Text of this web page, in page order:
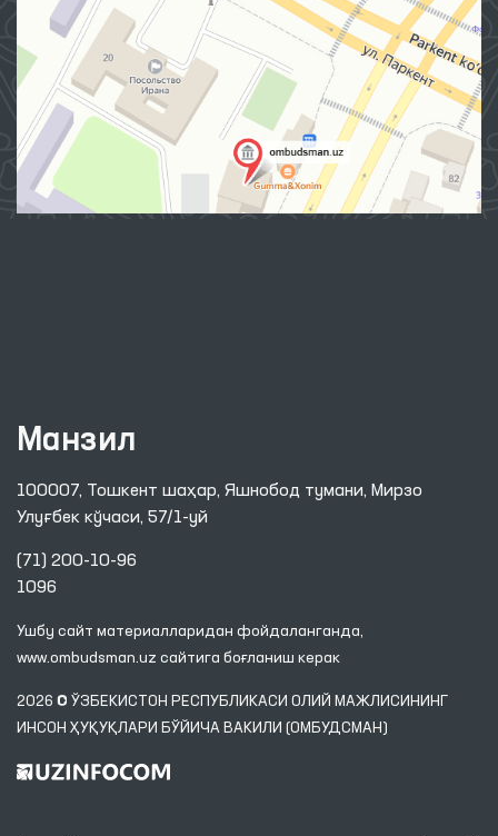
Манзил
100007, Тошкент шаҳар, Яшнобод тумани, Мирзо
Улуғбек кўчаси, 57/1-уй
(71) 200-10-96
1096
Ушбу сайт материалларидан фойдаланганда,
www.ombudsman.uz сайтига боғланиш керак
2026 © ЎЗБЕКИСТОН РЕСПУБЛИКАСИ ОЛИЙ МАЖЛИСИНИНГ
ИНСОН ҲУҚУҚЛАРИ БЎЙИЧА ВАКИЛИ (ОМБУДСМАН)